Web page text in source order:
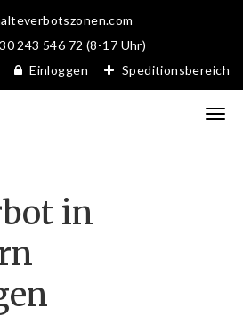
243 546 72 (8-17 Uhr)
Einloggen
Speditionsbereich
in